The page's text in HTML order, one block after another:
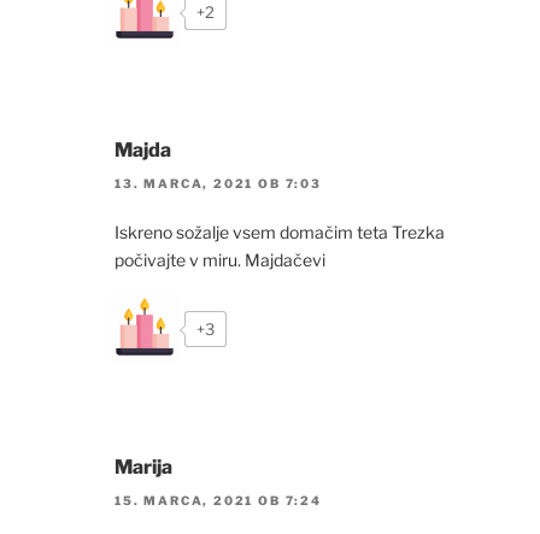
+2
Majda
13. MARCA, 2021 OB 7:03
Iskreno sožalje vsem domačim teta Trezka
počivajte v miru. Majdačevi
+3
Marija
15. MARCA, 2021 OB 7:24